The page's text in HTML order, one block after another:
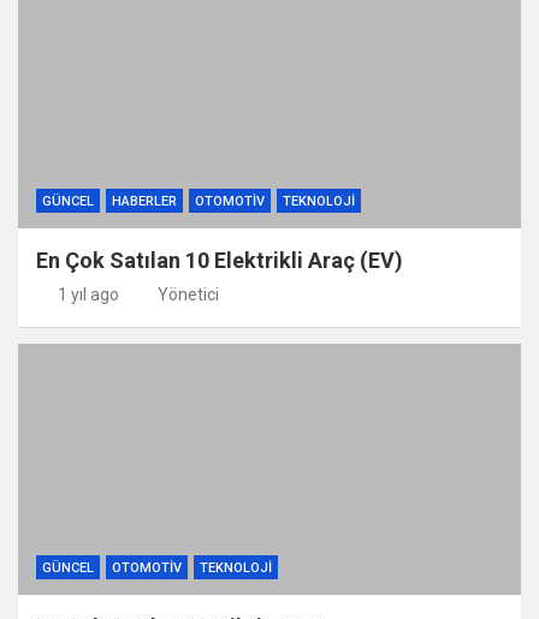
GÜNCEL HABERLER OTOMOTIV TEKNOLOJI
En Çok Satılan 10 Elektrikli Araç (EV)
1 yıl ago Yönetici
GÜNCEL OTOMOTIV TEKNOLOJI